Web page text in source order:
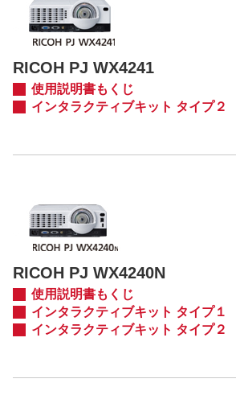
RICOH PJ WX4241
使用説明書もくじ
インタラクティブキット タイプ２
RICOH PJ WX4240N
使用説明書もくじ
インタラクティブキット タイプ１
インタラクティブキット タイプ２